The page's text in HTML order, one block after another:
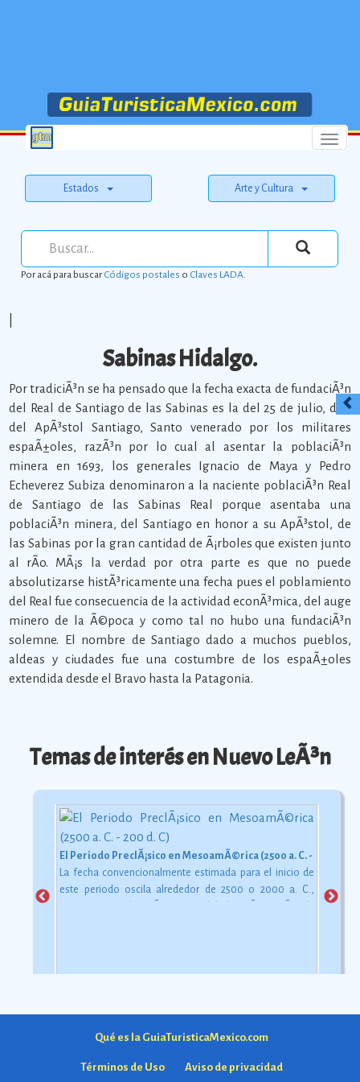
Menu
Estados Arte y Cultura
Por acá para buscarCódigos postales o Claves LADA.
Sabinas Hidalgo.
Por tradiciÃ³n se ha pensado que la fecha exacta de fundaciÃ³n
del Real de Santiago de las Sabinas es la del 25 de julio, dÃ­a
del ApÃ³stol Santiago, Santo venerado por los militares
espaÃ±oles, razÃ³n por lo cual al asentar la poblaciÃ³n
minera en 1693, los generales Ignacio de Maya y Pedro
Echeverez Subiza denominaron a la naciente poblaciÃ³n Real
de Santiago de las Sabinas Real porque asentaba una
poblaciÃ³n minera, del Santiago en honor a su ApÃ³stol, de
las Sabinas por la gran cantidad de Ã¡rboles que existen junto
al rÃ­o. MÃ¡s la verdad por otra parte es que no puede
absolutizarse histÃ³ricamente una fecha pues el poblamiento
del Real fue consecuencia de la actividad econÃ³mica, del auge
minero de la Ã©poca y como tal no hubo una fundaciÃ³n
solemne. El nombre de Santiago dado a muchos pueblos,
aldeas y ciudades fue una costumbre de los espaÃ±oles
extendida desde el Bravo hasta la Patagonia.
Temas de interés en Nuevo LeÃ³n
El Periodo PreclÃ¡sico en MesoamÃ©rica (2500 a. C. - 200 d. C)
La fecha convencionalmente estimada para el inicio de
este periodo oscila alrededor de 2500 o 2000 a. C.,
Qué es la GuiaTuristicaMexico.com
Términos de Uso Aviso de privacidad